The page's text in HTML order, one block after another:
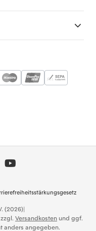
(2026)|
Versandkosten und ggf.
anders angegeben.